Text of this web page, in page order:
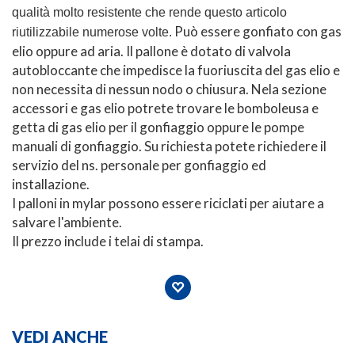
qualità molto resistente che rende questo articolo
riutilizzabile numerose volte. Può essere gonfiato con gas
elio oppure ad aria. Il pallone è dotato di valvola
autobloccante che impedisce la fuoriuscita del gas elio e
non necessita di nessun nodo o chiusura. Nela sezione
accessori e gas elio potrete trovare le bomboleusa e
getta di gas elio per il gonfiaggio oppure le pompe
manuali di gonfiaggio. Su richiesta potete richiedere il
servizio del ns. personale per gonfiaggio ed
installazione.
I palloni in mylar possono essere riciclati per aiutare a
salvare l'ambiente.
Il prezzo include i telai di stampa.
VEDI ANCHE